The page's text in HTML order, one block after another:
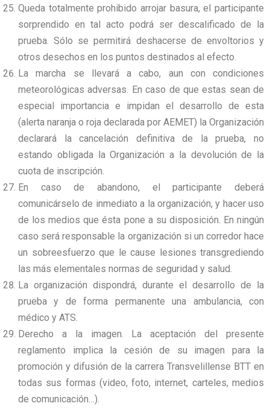
Queda totalmente prohibido arrojar basura, el participante
sorprendido en tal acto podrá ser descalificado de la
prueba. Sólo se permitirá deshacerse de envoltorios y
otros desechos en los puntos destinados al efecto.
La marcha se llevará a cabo, aun con condiciones
meteorológicas adversas. En caso de que estas sean de
especial importancia e impidan el desarrollo de esta
(alerta naranja o roja declarada por AEMET) la Organización
declarará la cancelación definitiva de la prueba, no
estando obligada la Organización a la devolución de la
cuota de inscripción.
En caso de abandono, el participante deberá
comunicárselo de inmediato a la organización, y hacer uso
de los medios que ésta pone a su disposición. En ningún
caso será responsable la organización si un corredor hace
un sobreesfuerzo que le cause lesiones transgrediendo
las más elementales normas de seguridad y salud.
La organización dispondrá, durante el desarrollo de la
prueba y de forma permanente una ambulancia, con
médico y ATS.
Derecho a la imagen. La aceptación del presente
reglamento implica la cesión de su imagen para la
promoción y difusión de la carrera Transvelillense BTT en
todas sus formas (video, foto, internet, carteles, medios
de comunicación…).